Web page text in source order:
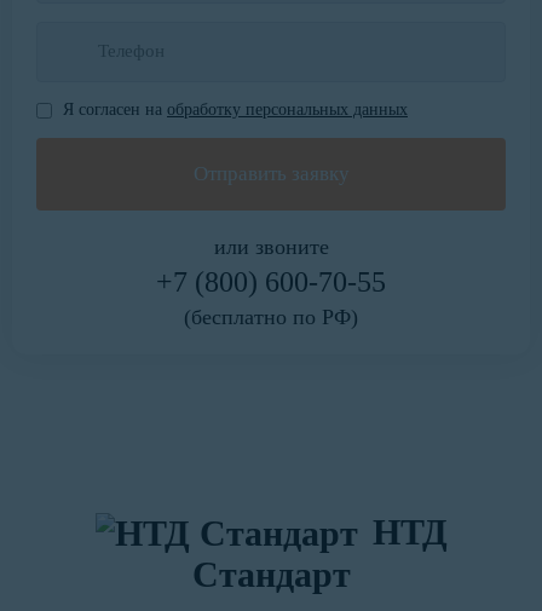
Я согласен на обработку персональных данных
или звоните
+7 (800) 600-70-55
(бесплатно по РФ)
НТД
Стандарт